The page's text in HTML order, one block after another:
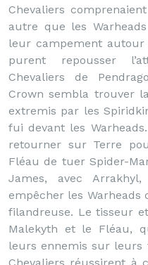
Chevaliers
autre que les
leur campement autour
purent repousser
Chevaliers de
Crown sembla trouver
extremis par les
fui devant les
retourner sur Terre
Fléau de tuer Spider-
James, avec
empêcher les Warheads
filandreuse. Le tisseur
Malekyth et le Fléau,
leurs ennemis sur leurs